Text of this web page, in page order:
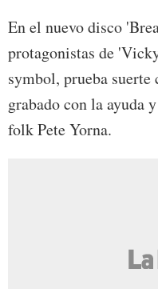
En el nuevo disco
protagonistas de
symbol, prueba
grabado con la ayuda
folk Pete Yorna.